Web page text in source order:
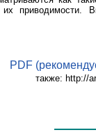
приводимости.
PDF
также: http://